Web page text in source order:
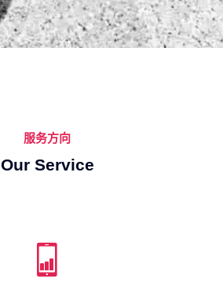
服务方向
Our Service